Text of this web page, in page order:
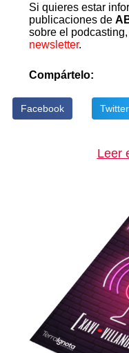
Si quieres estar
publicaciones de
sobre el
newsletter.
Compártelo:
Facebook Twitter
Leer